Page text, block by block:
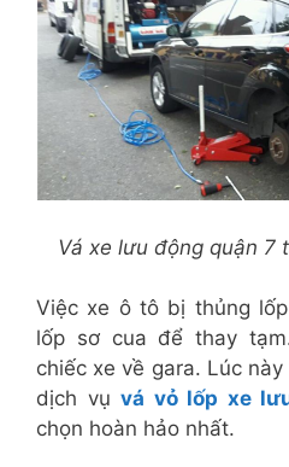
Vá xe lưu động quận 7
Việc xe ô tô bị thủng
lốp sơ cua để thay
chiếc xe về gara. Lúc
dịch vụvá vỏ lốp xe
chọn hoàn hảo nhất.